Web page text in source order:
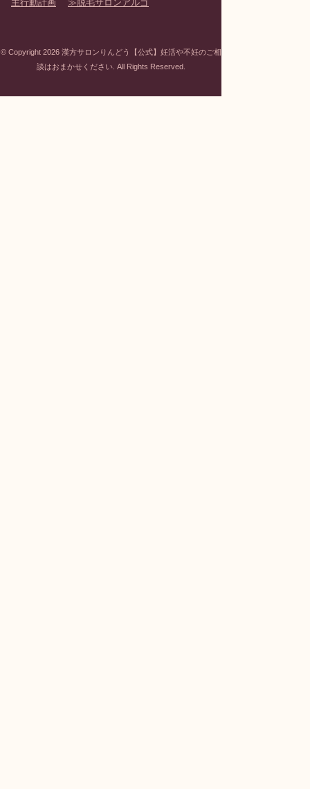
主行動計画 脱毛サロンアルゴ
© Copyright 2026 漢方サロンりんどう【公式】妊活や不妊のご相
談はおまかせください. All Rights Reserved.